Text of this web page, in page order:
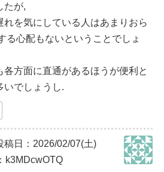
たが,
れを気にしている人はあまりおら
る心配もないということでしょ
各方面に直通があるほうが便利と
いでしょうし.
稿日：2026/02/07(土)
k3MDcwOTQ